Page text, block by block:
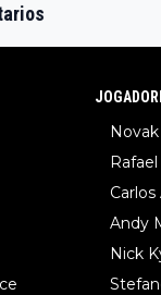
Carlos
Andy
Nick